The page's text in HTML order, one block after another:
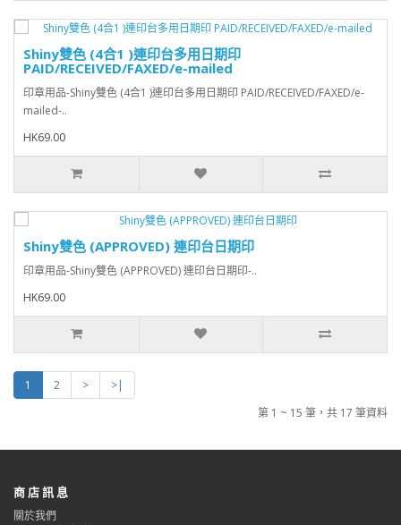
Shiny雙色 (4合1 )連印台多用日期印
PAID/RECEIVED/FAXED/e-mailed
印章用品-Shiny雙色 (4合1 )連印台多用日期印 PAID/RECEIVED/FAXED/e-
mailed-..
HK69.00
Shiny雙色 (APPROVED) 連印台日期印
印章用品-Shiny雙色 (APPROVED) 連印台日期印-..
HK69.00
1 2 >
>|
第 1 ~ 15 筆，共 17 筆資料
商 店 訊 息
關於我們